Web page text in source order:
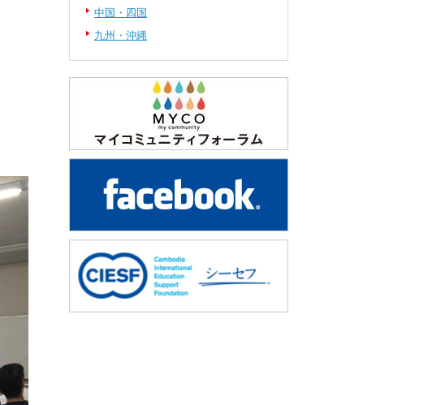
中国・四国
九州・沖縄